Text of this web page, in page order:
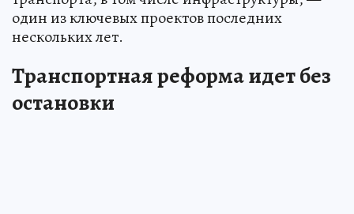
один из ключевых проектов последних
нескольких лет.
Транспортная реформа идет без
остановки